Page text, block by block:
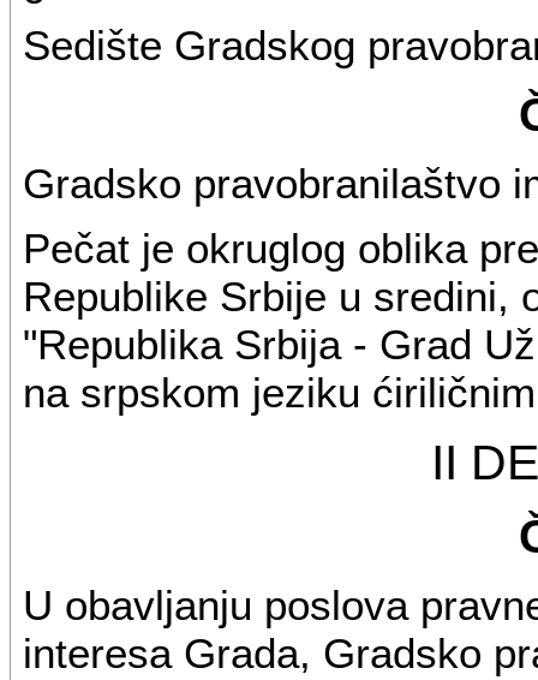
Sedište Gradskog
Gradsko pravobranilaštvo
Pečat je okruglog oblika
Republike Srbije u sredini,
"Republika Srbija - Grad
na srpskom jeziku
II
U obavljanju poslova
interesa Grada, Gradsko